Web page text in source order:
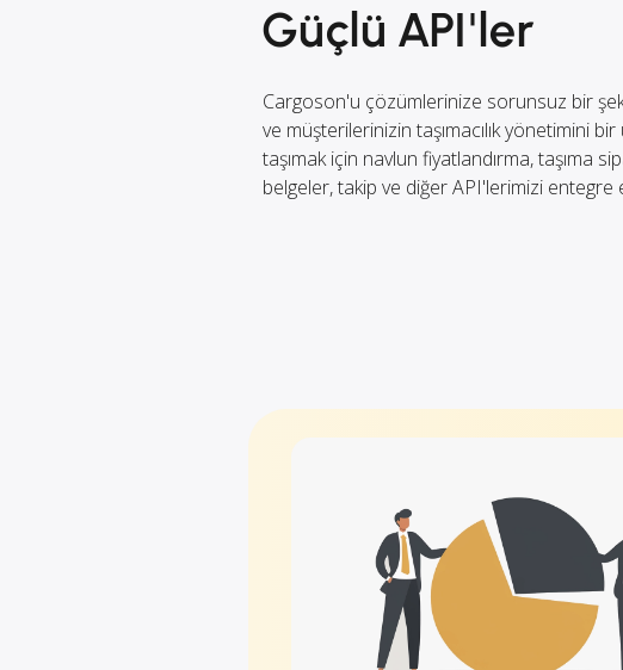
Güçlü API'ler
Cargoson'u çözümlerinize sorunsuz bir
ve müşterilerinizin taşımacılık yönetimini
taşımak için navlun fiyatlandırma, taşıma
belgeler, takip ve diğer API'lerimizi entegre